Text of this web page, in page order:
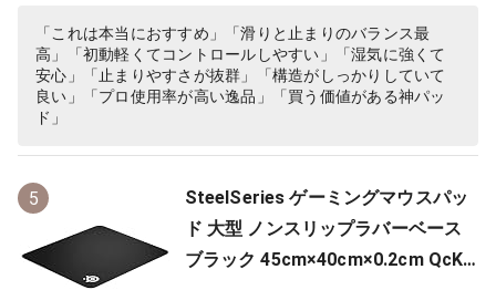
「これは本当におすすめ」「滑りと止まりのバランス最
高」「初動軽くてコントロールしやすい」「湿気に強くて
安心」「止まりやすさが抜群」「構造がしっかりしていて
良い」「プロ使用率が高い逸品」「買う価値がある神パッ
ド」
5
SteelSeries ゲーミングマウスパッ
ド 大型 ノンスリップラバーベース
ブラック 45cm×40cm×0.2cm QcK